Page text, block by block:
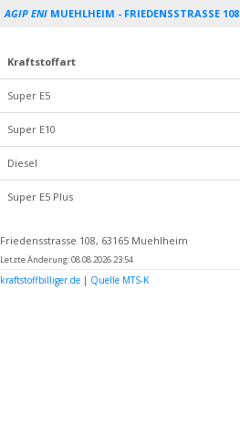
AGIP ENI MUEHLHEIM - FRIEDENSSTRASSE 108
Kraftstoffart
Super E5
Super E10
Diesel
Super E5 Plus
Friedensstrasse 108, 63165 Muehlheim
Letzte Änderung: 08.08.2026 23:54
kraftstoffbilliger.de | Quelle MTS-K